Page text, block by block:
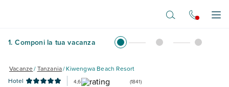
1. Componi la tua vacanza
Vacanze/Tanzania/Kiwengwa Beach Resort
Hotel
4,6 (1841)